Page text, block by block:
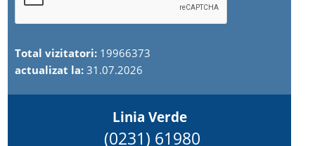
Total vizitatori: 19966373
actualizat la:31.07.2026
Linia Verde
(0231) 61980